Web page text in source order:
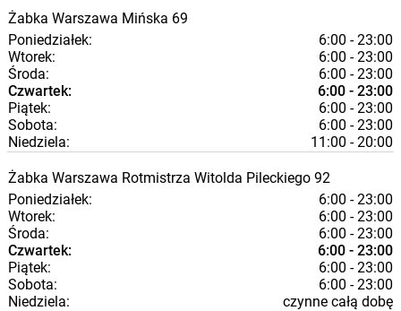
Żabka Warszawa Mińska 69
Poniedziałek:
6:00 - 23:00
Wtorek:
6:00 - 23:00
Środa:
6:00 - 23:00
Czwartek:
6:00 - 23:00
Piątek:
6:00 - 23:00
Sobota:
6:00 - 23:00
Niedziela:
11:00 - 20:00
Żabka Warszawa Rotmistrza Witolda Pileckiego 92
Poniedziałek:
6:00 - 23:00
Wtorek:
6:00 - 23:00
Środa:
6:00 - 23:00
Czwartek:
6:00 - 23:00
Piątek:
6:00 - 23:00
Sobota:
6:00 - 23:00
Niedziela:
czynne całą dobę